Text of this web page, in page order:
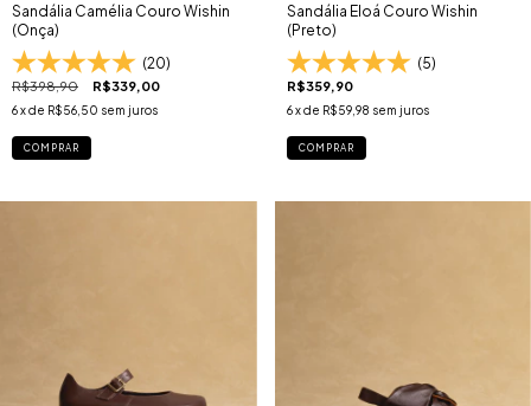
Sandália Camélia Couro Wishin
(Onça)
(20)
R$398,90 R$339,00
6x de R$56,50 sem juros
COMPRAR
Sandália Eloá Couro Wishin
(Preto)
(5)
R$359,90
6 x de R$59,98 sem juros
COMPRAR